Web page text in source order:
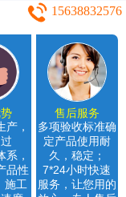
15638832576
产，
系，
品性
施工
售后服务
多项验收标准确
定产品使用耐
久，稳定；
7*24小时快速
服务，让您用的